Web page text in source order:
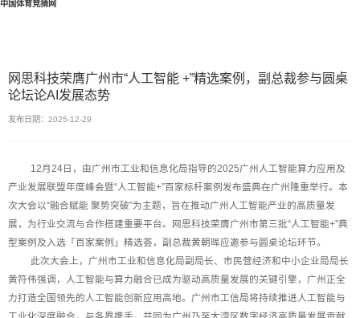
中国体育竞猜网
网思科技荣膺广州市“人工智能 +”精选案例，副总裁参与圆桌
论坛论AI发展态势
发布日期：2025-12-29
12月24日，由广州市工业和信息化局指导的2025广州人工智能算力应用及
产业发展联盟年度峰会暨“人工智能+”百家标杆案例发布盛典在广州隆重举行。本
次大会以“融合赋能 聚势突破”为主题，旨在推动广州人工智能产业的高质量发
展，为行业交流与合作搭建重要平台。网思科技荣膺广州市第三批“人工智能+”典
型案例及入选「百家案例」精选荟，副总裁黄朝晖应邀参与圆桌论坛环节。
此次大会上，广州市工业和信息化局副局长、市民营经济和中小企业局局长
黄符伟强调，人工智能与算力融合已成为驱动高质量发展的关键引擎，广州正全
力打造全国领先的人工智能创新应用高地。广州市工信局将持续推进人工智能与